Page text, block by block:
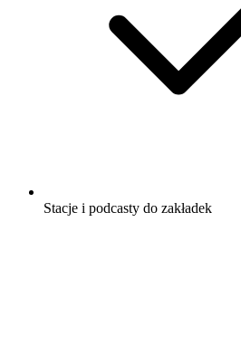
Stacje i podcasty do zakładek